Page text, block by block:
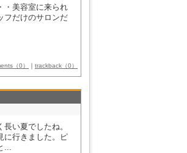
・美容室に来られ
フだけのサロンだ
（0） ｜ trackback（0）
い夏でしたね。
に行きました。ピ
...